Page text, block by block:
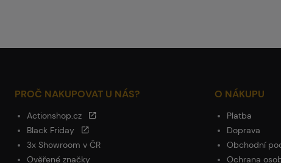
PROČ NAKUPOVAT U NÁS?
Actionshop.cz
Black Friday
3x Showroom v ČR
Ověřené značky
O NÁKUPU
Platba
Doprava
Obchodní
Ochrana